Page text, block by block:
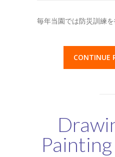
毎年当園では防災訓練
CONTINUE